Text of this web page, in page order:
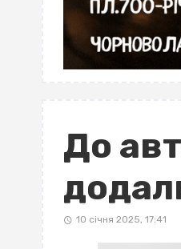
До
10 січня 2025, 17:41